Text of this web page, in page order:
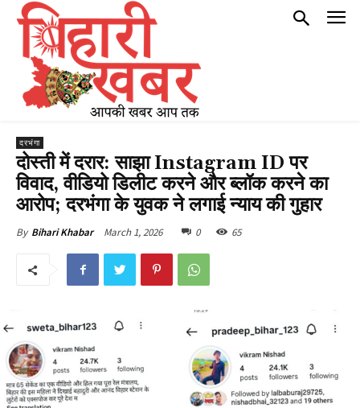
दरभंगा
दोस्ती में दरार: साझा Instagram ID पर
विवाद, वीडियो डिलीट करने और ब्लॉक करने का
आरोप; दरभंगा के युवक ने लगाई न्याय की गुहार
By Bihari Khabar March 1, 2026 0 65